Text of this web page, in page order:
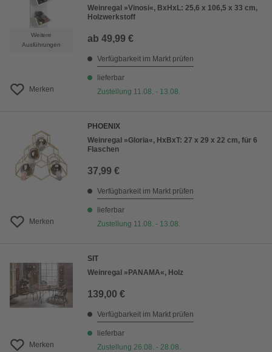
Weitere
Ausführungen
Merken
Weinregal »Vinosi«, BxHxL: 25,6 x 106,5 x 33 cm,
Holzwerkstoff
ab 49,99 €
Verfügbarkeit im Markt prüfen
lieferbar
Zustellung 11.08. - 13.08.
Merken
PHOENIX
Weinregal »Gloria«, HxBxT: 27 x 29 x 22 cm, für 6
Flaschen
37,99 €
Verfügbarkeit im Markt prüfen
lieferbar
Zustellung 11.08. - 13.08.
Merken
SIT
Weinregal »PANAMA«, Holz
139,00 €
Verfügbarkeit im Markt prüfen
lieferbar
Zustellung 26.08. - 28.08.